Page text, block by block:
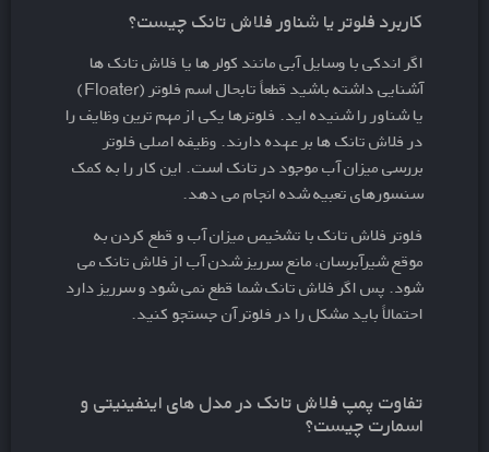
کاربرد فلوتر یا شناور فلاش تانک چیست؟
اگر اندکی با وسایل آبی مانند کولر ها یا فلاش تانک ها
آشنایی داشته باشید قطعاً تابحال اسم فلوتر (Floater)
یا شناور را شنیده اید. فلوترها یکی از مهم ترین وظایف را
در فلاش تانک ها بر عهده دارند. وظیفه اصلی فلوتر
بررسی میزان آب موجود در تانک است. این کار را به کمک
سنسورهای تعبیه شده انجام می دهد.
فلوتر فلاش تانک با تشخیص میزان آب و قطع کردن به
موقع شیرآبرسان، مانع سرریز شدن آب از فلاش تانک می
شود. پس اگر فلاش تانک شما قطع نمی شود و سرریز دارد
احتمالاً باید مشکل را در فلوتر آن جستجو کنید.
تفاوت پمپ فلاش تانک در مدل های اینفینیتی و
اسمارت چیست؟